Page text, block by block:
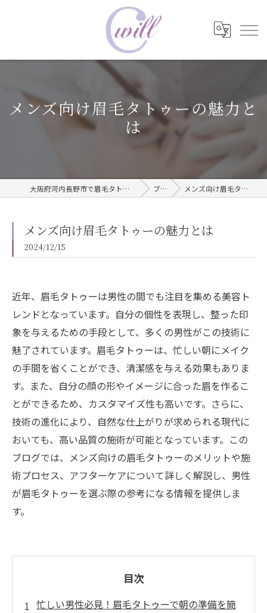
メンズ向け眉毛タトゥーの魅力と
は
大阪府河内長野市で眉毛タトゥーならwill care サロン ブログ メンズ向け眉毛タトゥーの魅力とは
メンズ向け眉毛タトゥーの魅力とは
2024/12/15
近年、眉毛タトゥーは男性の間でも注目を集める美容ト
レンドとなっています。自分の個性を表現し、整った印
象を与えるための手段として、多くの男性がこの技術に
魅了されています。眉毛タトゥーは、忙しい朝にメイク
の手間を省くことができ、清潔感を与える効果もありま
す。また、自分の顔の形やイメージに合った眉を作るこ
とができるため、カスタマイズ性も高いです。さらに、
技術の進化により、自然な仕上がりが求められる現代に
おいても、高い品質の施術が可能となっています。この
ブログでは、メンズ向けの眉毛タトゥーのメリットや施
術プロセス、アフターケアについて詳しく解説し、男性
が眉毛タトゥーを選ぶ際の参考になる情報を提供しま
す。
目次
忙しい男性必見！眉毛タトゥーで朝の準備を簡